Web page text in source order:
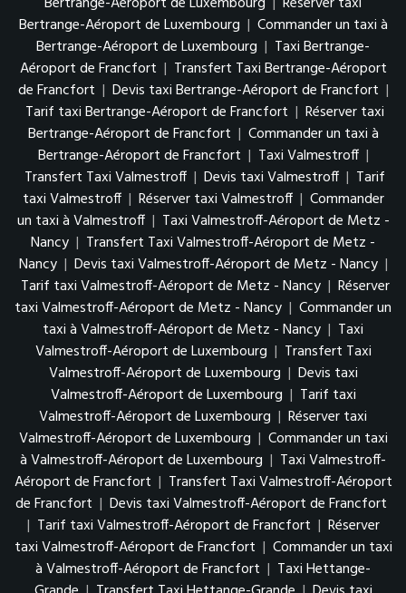
Bertrange-Aéroport de Luxembourg | Commander un taxi à
Bertrange-Aéroport de Luxembourg | Taxi Bertrange-
Aéroport de Francfort | Transfert Taxi Bertrange-Aéroport
de Francfort | Devis taxi Bertrange-Aéroport de Francfort |
Tarif taxi Bertrange-Aéroport de Francfort | Réserver taxi
Bertrange-Aéroport de Francfort | Commander un taxi à
Bertrange-Aéroport de Francfort | Taxi Valmestroff |
Transfert Taxi Valmestroff | Devis taxi Valmestroff | Tarif
taxi Valmestroff | Réserver taxi Valmestroff | Commander
un taxi à Valmestroff | Taxi Valmestroff-Aéroport de Metz -
Nancy | Transfert Taxi Valmestroff-Aéroport de Metz -
Nancy | Devis taxi Valmestroff-Aéroport de Metz - Nancy |
Tarif taxi Valmestroff-Aéroport de Metz - Nancy | Réserver
taxi Valmestroff-Aéroport de Metz - Nancy | Commander un
taxi à Valmestroff-Aéroport de Metz - Nancy | Taxi
Valmestroff-Aéroport de Luxembourg | Transfert Taxi
Valmestroff-Aéroport de Luxembourg | Devis taxi
Valmestroff-Aéroport de Luxembourg | Tarif taxi
Valmestroff-Aéroport de Luxembourg | Réserver taxi
Valmestroff-Aéroport de Luxembourg | Commander un taxi
à Valmestroff-Aéroport de Luxembourg | Taxi Valmestroff-
Aéroport de Francfort | Transfert Taxi Valmestroff-Aéroport
de Francfort | Devis taxi Valmestroff-Aéroport de Francfort
| Tarif taxi Valmestroff-Aéroport de Francfort | Réserver
taxi Valmestroff-Aéroport de Francfort | Commander un taxi
à Valmestroff-Aéroport de Francfort | Taxi Hettange-